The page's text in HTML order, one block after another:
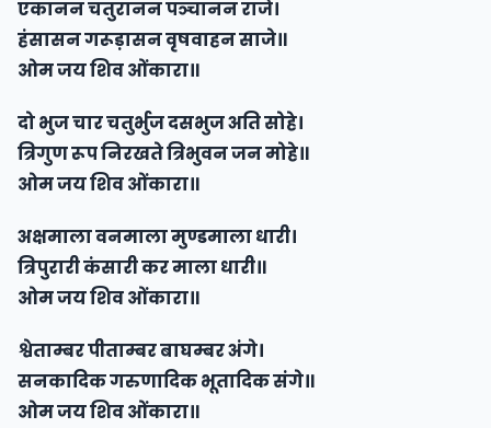
एकानन चतुरानन पञ्चानन राजे।
हंसासन गरूड़ासन वृषवाहन साजे॥
ओम जय शिव ओंकारा॥
दो भुज चार चतुर्भुज दसभुज अति सोहे।
त्रिगुण रूप निरखते त्रिभुवन जन मोहे॥
ओम जय शिव ओंकारा॥
अक्षमाला वनमाला मुण्डमाला धारी।
त्रिपुरारी कंसारी कर माला धारी॥
ओम जय शिव ओंकारा॥
श्वेताम्बर पीताम्बर बाघम्बर अंगे।
सनकादिक गरुणादिक भूतादिक संगे॥
ओम जय शिव ओंकारा॥